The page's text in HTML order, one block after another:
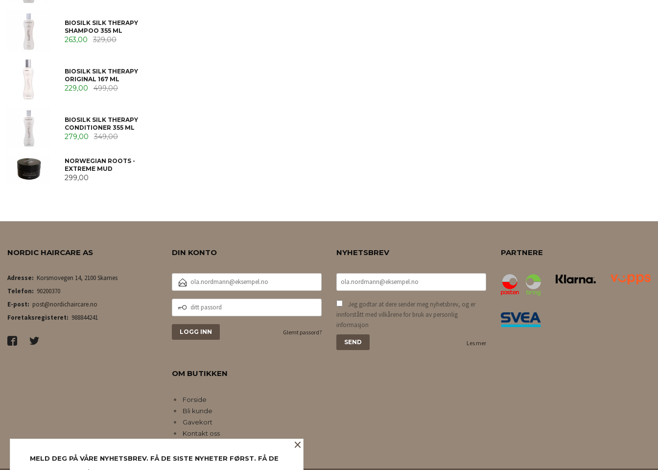
BIOSILK SILK THERAPY
SHAMPOO 355 ML
263,00 329,00
BIOSILK SILK THERAPY
ORIGINAL 167 ML
229,00 499,00
BIOSILK SILK THERAPY
CONDITIONER 355 ML
279,00 349,00
NORWEGIAN ROOTS -
EXTREME MUD
299,00
NORDIC HAIRCARE AS
Adresse: Korsmovegen 14, 2100 Skarnes
Telefon: 90200370
E-post: post@nordichaircare.no
Foretaksregisteret: 988844241
DIN KONTO
E-
POSTADRESSE
DITT
PASSORD
Glemt passord?
OM BUTIKKEN
Forside
Bli kunde
Gavekort
Kontakt oss
NYHETSBREV
Jeg godtar at dere sender meg nyhetsbrev, og er
innforstått med vilkårene for bruk av personlig
informasjon
Les mer
PARTNERE
×
MELD DEG PÅ VÅRE NYHETSBREV. FÅ DE SISTE NYHETER FØRST. FÅ DE